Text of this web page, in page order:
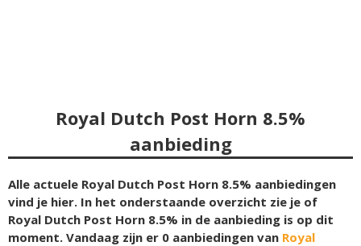
Royal Dutch Post Horn 8.5%
aanbieding
Alle actuele Royal Dutch Post Horn 8.5% aanbiedingen
vind je hier. In het onderstaande overzicht zie je of
Royal Dutch Post Horn 8.5% in de aanbieding is op dit
moment. Vandaag zijn er 0 aanbiedingen van Royal